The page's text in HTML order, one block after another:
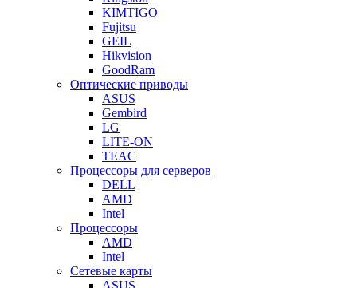
KIMTIGO
Fujitsu
GEIL
Hikvision
GoodRam
Оптические приводы
ASUS
Gembird
LG
LITE-ON
TEAC
Процессоры для серверов
DELL
AMD
Intel
Процессоры
AMD
Intel
Сетевые карты